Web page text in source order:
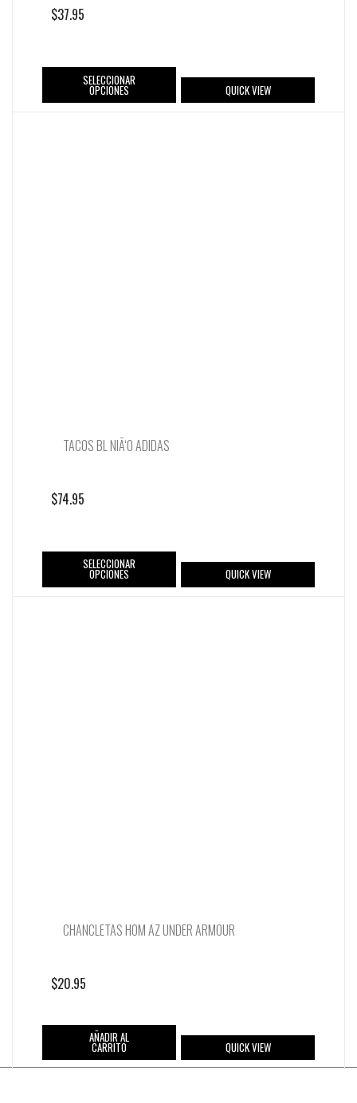
$37.95
SELECCIONAR
OPCIONES QUICK VIEW
TACOS BL NIÃ‘O ADIDAS
$74.95
SELECCIONAR
OPCIONES QUICK VIEW
CHANCLETAS HOM AZ UNDER ARMOUR
$20.95
AÑADIR AL
CARRITO QUICK VIEW